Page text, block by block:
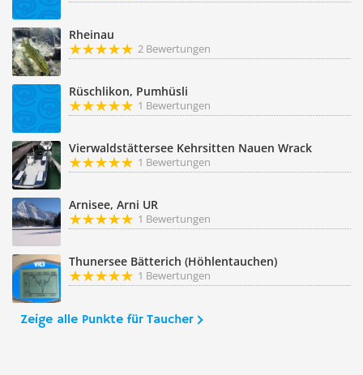
Rheinau
2 Bewertungen
Rüschlikon, Pumhüsli
1 Bewertungen
Vierwaldstättersee Kehrsitten Nauen Wrack
1 Bewertungen
Arnisee, Arni UR
1 Bewertungen
Thunersee Bätterich (Höhlentauchen)
1 Bewertungen
Zeige alle Punkte für Taucher